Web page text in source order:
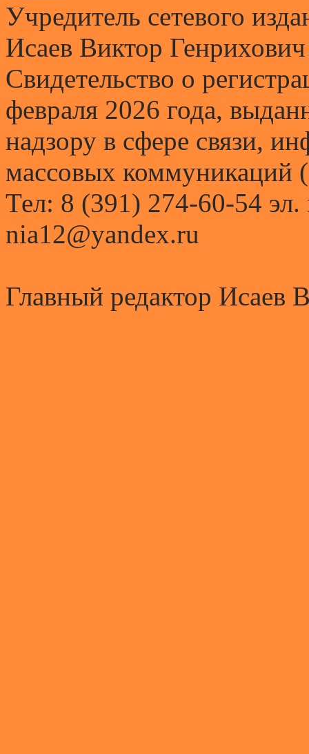
Учредитель сетевого
Исаев Виктор Генрихович
Свидетельство о
февраля 2026 года,
надзору в сфере связи,
массовых коммуникаций
Тел: 8 (391) 274-60-54 эл.
nia12@yandex.ru
Главный редактор Исаев